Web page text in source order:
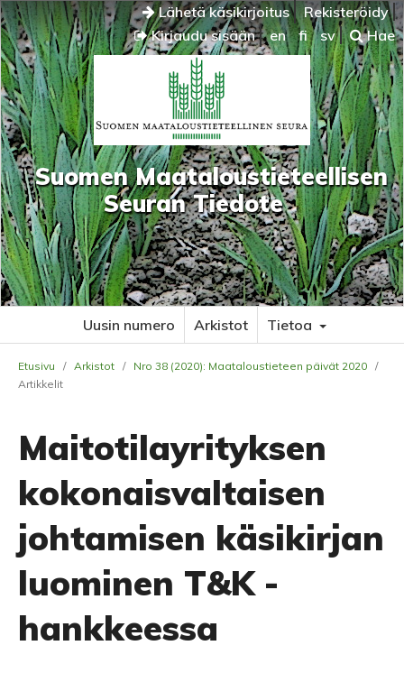
Lähetä käsikirjoitus
Rekisteröidy
Kirjaudu sisään
en fi sv Hae
Suomen Maataloustieteellisen
Seuran Tiedote
Uusin numero Arkistot Tietoa
Etusivu / Arkistot / Nro 38 (2020): Maataloustieteen päivät 2020 /
Artikkelit
Maitotilayrityksen
kokonaisvaltaisen
johtamisen käsikirjan
luominen T&K -
hankkeessa